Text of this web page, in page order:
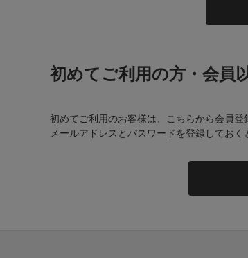
初めてご利用の方・会員
初めてご利用のお客様は、こちらから会員登
メールアドレスとパスワードを登録してお